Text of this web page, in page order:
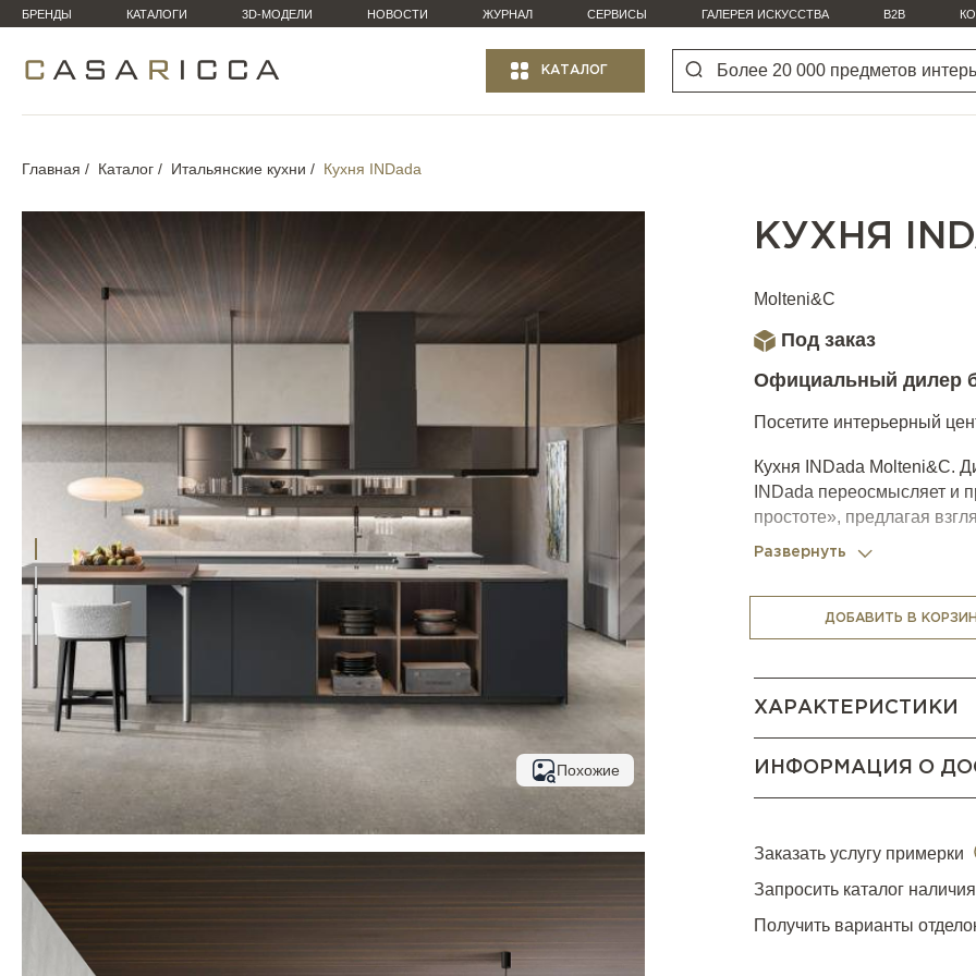
БРЕНДЫ КАТАЛОГИ 3D-МОДЕЛИ НОВОСТИ ЖУРНАЛ СЕРВИСЫ ГАЛЕРЕЯ ИСКУССТВА B2B
КАТАЛОГ
Главная Каталог Итальянские кухни Кухня INDada
Похожие
КУХНЯ
Molteni&C
Под заказ
Официальный дилер
Посетите интерьерный
Кухня INDada Molteni&C.
INDada переосмысляет и
простоте», предлагая
минималистичных форм и
Во всех элементах и
поверхности и полное
сохранил лишь
Развернуть
ДОБАВИТЬ В
ХАРАКТЕРИСТИКИ
ИНФОРМАЦИЯ О
Заказать услугу примерки
Запросить каталог
Получить варианты